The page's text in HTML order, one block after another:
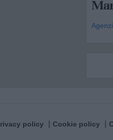
policy Cookie policy